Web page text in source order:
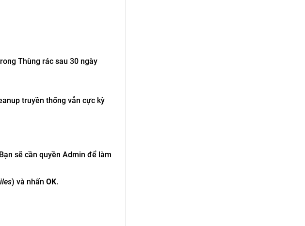
Thùng rác sau 30 ngày
truyền thống vẫn cực kỳ
sẽ cần quyền Admin để làm
) và nhấn OK.